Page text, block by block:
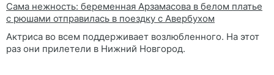
Сама нежность: беременная Арзамасова в белом платье
с рюшами отправилась в поездку с Авербухом
Актриса во всем поддерживает возлюбленного. На этот
раз они прилетели в Нижний Новгород.